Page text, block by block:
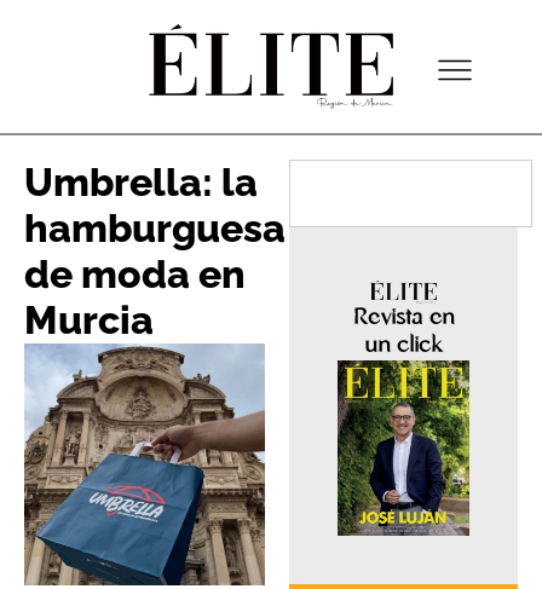
Umbrella: la
hamburguesa
de moda en
Murcia
Revista en
un click